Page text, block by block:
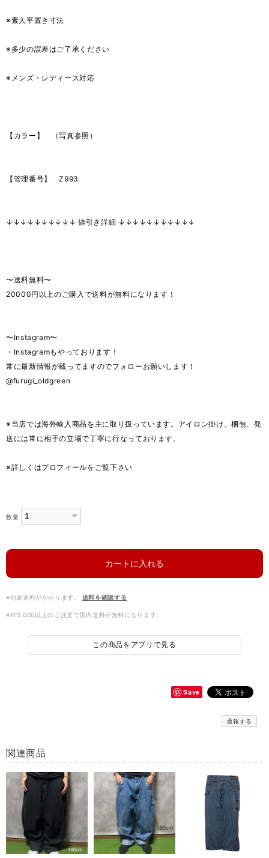
※素人平置き寸法
※多少の誤差はご了承ください
※メンズ・レディース対応
【カラー】 （写真参照）
【管理番号】 Z993
↓↓↓↓↓↓↓↓↓↓ 値引き詳細 ↓↓↓↓↓↓↓↓↓↓↓
〜送料無料〜
20000円以上のご購入で送料が無料になります！
〜Instagram〜
・Instagramもやっております！
常に最新情報が載ってますのでフォローお願いします！
@furugi_oldgreen
※当店では海外輸入商品を主に取り扱っています。アイロン掛け、梱包、発
送には常に相手の立場で丁寧に行なっております。
※詳しくはプロフィールをご覧下さい
数量
カートに入れる
※別途送料がかかります。 送料を確認する
※¥15,000以上のご注文で国内送料が無料になります。
この商品をアプリで見る
Save
通報する
関連商品